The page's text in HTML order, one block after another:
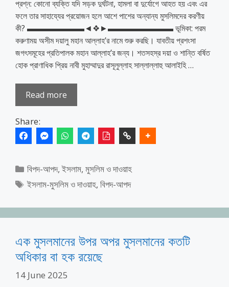
প্রশ্ন: কোনো ব্যক্তি যদি সড়ক দুর্ঘটনা, হামলা বা দুর্যোগে আহত হয় এবং এর
ফলে তার সাহায্যের প্রয়োজন হলে আশে পাশের অন্যান্য মুসলিমদের করণীয়
কী? ▬▬▬▬▬▬▬◄❖►▬▬▬▬▬▬▬▬ ভূমিকা: পরম
করুণাময় অসীম দয়ালু মহান আল্লাহ’র নামে শুরু করছি। যাবতীয় প্রশংসা
জগৎসমূহের প্রতিপালক মহান আল্লাহ’র জন্য। শতসহস্র দয়া ও শান্তি বর্ষিত
হোক প্রাণাধিক প্রিয় নাবী মুহাম্মাদুর রাসূলুল্লাহ সাল্লাল্লাহু আলাইহি …
Read more
Share:
Categories
বিপদ-আপদ,ইসলাম, মুসলিম ও দাওয়াহ
Tags
ইসলাম-মুসলিম ও দাওয়াহ,বিপদ-আপদ
এক মুসলমানের উপর অপর মুসলমানের কতটি
অধিকার বা হক রয়েছে
14 June 2025